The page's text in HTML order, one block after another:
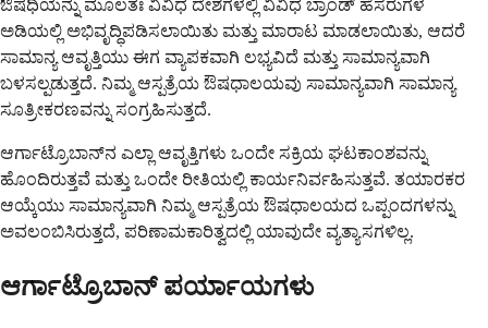
ಔಷಧಿಯನ್ನು ಮೂಲತಃ ವಿವಿಧ ದೇಶಗಳಲ್ಲಿ ವಿವಿಧ ಬ್ರಾಂಡ್ ಹೆಸರುಗಳ
ಅಡಿಯಲ್ಲಿ ಅಭಿವೃದ್ಧಿಪಡಿಸಲಾಯಿತು ಮತ್ತು ಮಾರಾಟ ಮಾಡಲಾಯಿತು, ಆದರೆ
ಸಾಮಾನ್ಯ ಆವೃತ್ತಿಯು ಈಗ ವ್ಯಾಪಕವಾಗಿ ಲಭ್ಯವಿದೆ ಮತ್ತು ಸಾಮಾನ್ಯವಾಗಿ
ಬಳಸಲ್ಪಡುತ್ತದೆ. ನಿಮ್ಮ ಆಸ್ಪತ್ರೆಯ ಔಷಧಾಲಯವು ಸಾಮಾನ್ಯವಾಗಿ ಸಾಮಾನ್ಯ
ಸೂತ್ರೀಕರಣವನ್ನು ಸಂಗ್ರಹಿಸುತ್ತದೆ.
ಆರ್ಗಾಟ್ರೊಬಾನ್‌ನ ಎಲ್ಲಾ ಆವೃತ್ತಿಗಳು ಒಂದೇ ಸಕ್ರಿಯ ಘಟಕಾಂಶವನ್ನು
ಹೊಂದಿರುತ್ತವೆ ಮತ್ತು ಒಂದೇ ರೀತಿಯಲ್ಲಿ ಕಾರ್ಯನಿರ್ವಹಿಸುತ್ತವೆ. ತಯಾರಕರ
ಆಯ್ಕೆಯು ಸಾಮಾನ್ಯವಾಗಿ ನಿಮ್ಮ ಆಸ್ಪತ್ರೆಯ ಔಷಧಾಲಯದ ಒಪ್ಪಂದಗಳನ್ನು
ಅವಲಂಬಿಸಿರುತ್ತದೆ, ಪರಿಣಾಮಕಾರಿತ್ವದಲ್ಲಿ ಯಾವುದೇ ವ್ಯತ್ಯಾಸಗಳಿಲ್ಲ.
ಆರ್ಗಾಟ್ರೊಬಾನ್ ಪರ್ಯಾಯಗಳು